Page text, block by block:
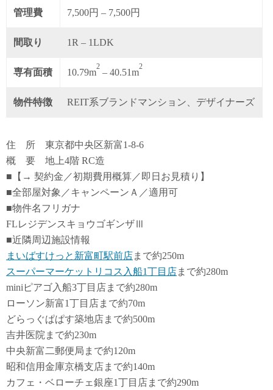
管理費 7,500円 – 7,500円
間取り 1R – 1LDK
専有面積 10.79m
2
– 40.51m
2
物件特徴 REIT系ブランドマンション、デザイナーズ
住 所 東京都中央区新富1-8-6
概 要 地上4階 RC造
■【→ 契約金／初期費用概算／即日お見積り】
■全部屋対象／キャンペーンＡ／適用可
■物件名フリガナ
FLレジデンスキョウゴギンザⅢ
■近隣周辺施設情報
まいばすけっと新富町駅前店まで約250m
スーパーマーケットリコス入船1丁目店まで約280m
miniピアゴ入船3丁目店まで約280m
ローソン新富1丁目店まで約70m
どらっぐぱぱす築地店まで約500m
吉井医院まで約230m
中央新富二郵便局まで約120m
昭和信用金庫京橋支店まで約140m
カフェ・ベローチェ銀座1丁目店まで約290m